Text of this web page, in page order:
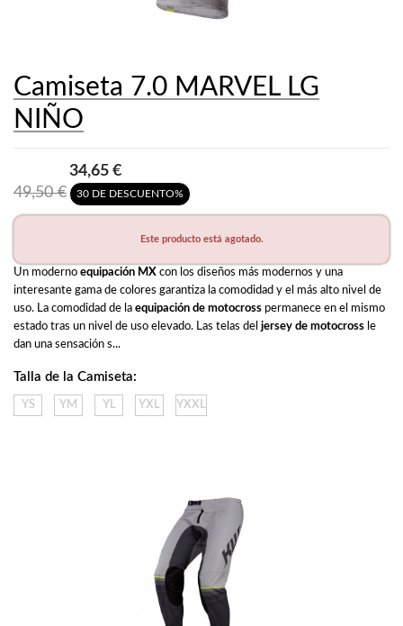
Camiseta 7.0 MARVEL LG
NIÑO
49,50 €
34,65 €
30 DE DESCUENTO%
Este producto está agotado.
Un moderno equipación MX con los diseños más modernos y una
interesante gama de colores garantiza la comodidad y el más alto nivel de
uso. La comodidad de la equipación de motocross permanece en el mismo
estado tras un nivel de uso elevado. Las telas del jersey de motocross le
dan una sensación s...
Talla de la Camiseta:
YS YM YL YXL YXXL